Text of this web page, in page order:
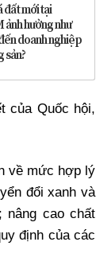
đất mới tại
hưởng như
doanh nghiệp
sản?
của Quốc hội,
về mức hợp lý
đổi xanh và
nâng cao chất
định của các